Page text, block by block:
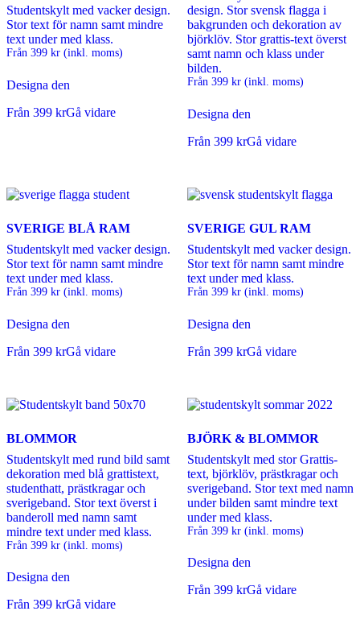
Studentskylt med vacker design.
Stor text för namn samt mindre
text under med klass.
Från 399 kr (inkl. moms)
Designa den
Från 399 krGå vidare
design. Stor svensk flagga i
bakgrunden och dekoration av
björklöv. Stor grattis-text överst
samt namn och klass under
bilden.
Från 399 kr (inkl. moms)
Designa den
Från 399 krGå vidare
SVERIGE BLÅ RAM
Studentskylt med vacker design.
Stor text för namn samt mindre
text under med klass.
Från 399 kr (inkl. moms)
Designa den
Från 399 krGå vidare
SVERIGE GUL RAM
Studentskylt med vacker design.
Stor text för namn samt mindre
text under med klass.
Från 399 kr (inkl. moms)
Designa den
Från 399 krGå vidare
BLOMMOR
Studentskylt med rund bild samt
dekoration med blå grattistext,
studenthatt, prästkragar och
sverigeband. Stor text överst i
banderoll med namn samt
mindre text under med klass.
Från 399 kr (inkl. moms)
Designa den
Från 399 krGå vidare
BJÖRK & BLOMMOR
Studentskylt med stor Grattis-
text, björklöv, prästkragar och
sverigeband. Stor text med namn
under bilden samt mindre text
under med klass.
Från 399 kr (inkl. moms)
Designa den
Från 399 krGå vidare